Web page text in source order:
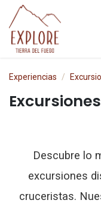
Ir al contenido
Experiencias
Descubre lo
excursiones
cruceristas.